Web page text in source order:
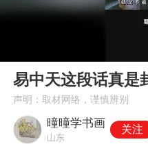
易中天这段话真是
声明：取材网络，谨慎辨别
曈曈学书画
山东
关注